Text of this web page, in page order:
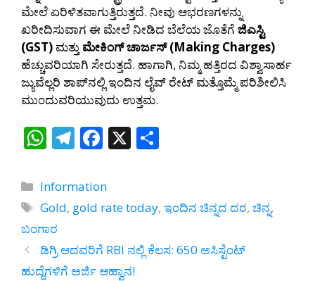
ಮೇಲೆ ಏರಿಳಿತವಾಗುತ್ತಿರುತ್ತದೆ. ನೀವು ಆಭರಣಗಳನ್ನು
ಖರೀದಿಸುವಾಗ ಈ ಮೇಲೆ ನೀಡಿದ ಬೆಲೆಯ ಜೊತೆಗೆ ಜಿಎಸ್ಟಿ
(GST) ಮತ್ತು ಮೇಕಿಂಗ್ ಚಾರ್ಜಸ್ (Making Charges)
ಹೆಚ್ಚುವರಿಯಾಗಿ ಸೇರುತ್ತದೆ. ಹಾಗಾಗಿ, ನಿಮ್ಮ ಹತ್ತಿರದ ವಿಶ್ವಾಸಾರ್ಹ
ಜ್ಯುವೆಲ್ಲರಿ ಶಾಪ್‌ನಲ್ಲಿ ಇಂದಿನ ಲೈವ್ ರೇಟ್ ಮತ್ತೊಮ್ಮೆ ಪರಿಶೀಲಿಸಿ
ಮುಂದುವರಿಯುವುದು ಉತ್ತಮ.
W
at
s
A
p
p
T
e
gr
m
F
e
b
o
k
X
e
Categories
Information
Tags
Gold, gold rate today,ಇಂದಿನ ಚಿನ್ನದ ದರ,ಚಿನ್ನ,
ಬಂಗಾರ
ಡಿಗ್ರಿ ಆದವರಿಗೆ RBI ನಲ್ಲಿ ಕೆಲಸ: 650 ಅಸಿಸ್ಟೆಂಟ್
ಹುದ್ದೆಗಳಿಗೆ ಅರ್ಜಿ ಆಹ್ವಾನ!